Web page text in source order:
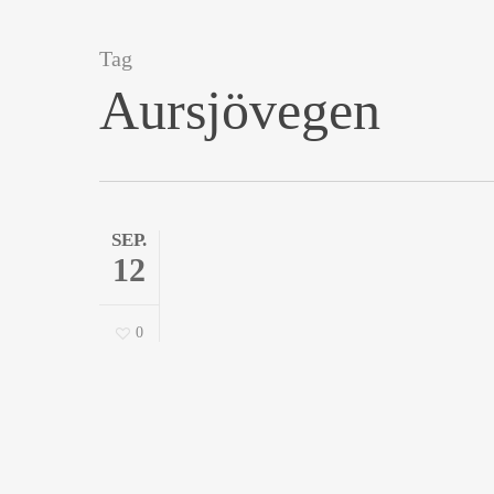
Tag
Aursjövegen
SEP.
12
0